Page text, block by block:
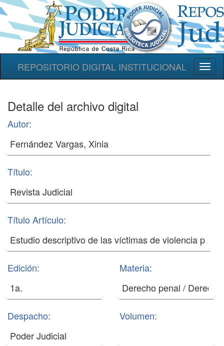
REPOSITORIO DIGITAL INSTITUCIONAL
Detalle del archivo digital
Autor:
Título:
Título Artículo:
Edición: Materia:
Despacho: Volumen: